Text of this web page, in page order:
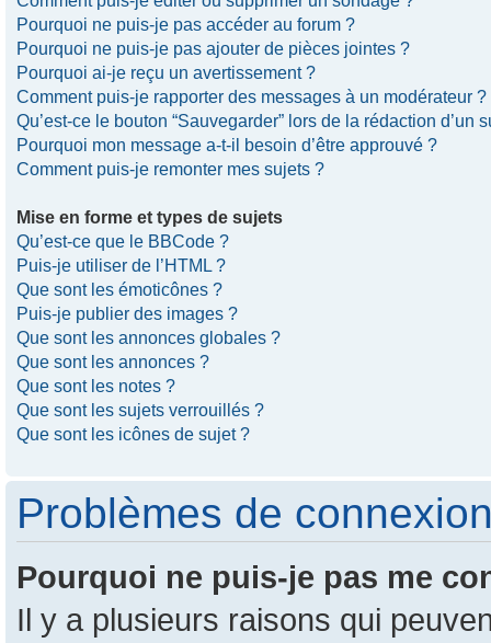
Pourquoi ne puis-je pas accéder au forum ?
Pourquoi ne puis-je pas ajouter de pièces jointes ?
Pourquoi ai-je reçu un avertissement ?
Comment puis-je rapporter des messages à un modérateur ?
Qu’est-ce le bouton “Sauvegarder” lors de la rédaction d’un
Pourquoi mon message a-t-il besoin d’être approuvé ?
Comment puis-je remonter mes sujets ?
Mise en forme et types de sujets
Qu’est-ce que le BBCode ?
Puis-je utiliser de l’HTML ?
Que sont les émoticônes ?
Puis-je publier des images ?
Que sont les annonces globales ?
Que sont les annonces ?
Que sont les notes ?
Que sont les sujets verrouillés ?
Que sont les icônes de sujet ?
Problèmes de
Pourquoi ne puis-je pas me
Il y a plusieurs raisons qui